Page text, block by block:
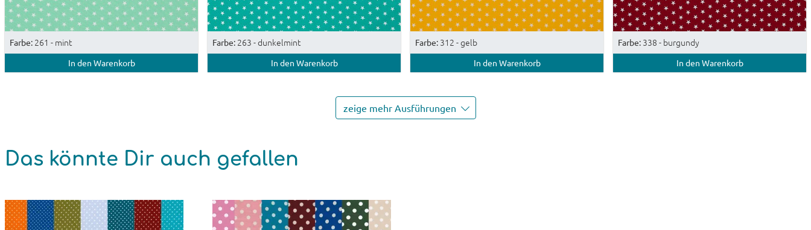
Farbe: 261 - mint
In den Warenkorb
Farbe: 263 - dunkelmint
In den Warenkorb
Farbe: 312 - gelb
In den Warenkorb
Farbe: 338 - burgundy
In den Warenkorb
zeige mehr Ausführungen
Das könnte Dir auch gefallen